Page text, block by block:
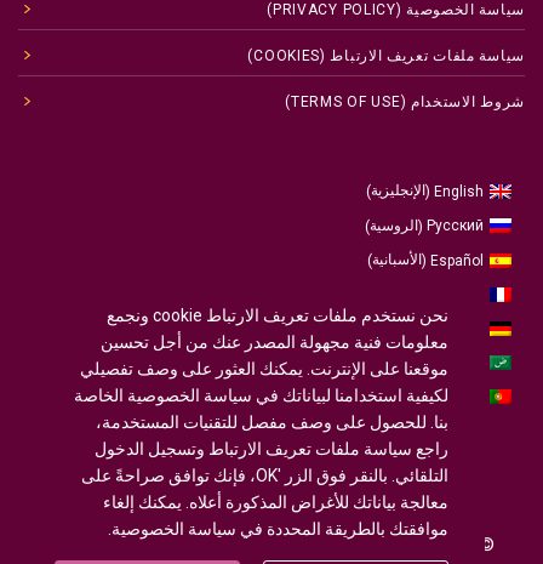
سياسة الخصوصية (PRIVACY POLICY)
سياسة ملفات تعريف الارتباط (COOKIES)
شروط الاستخدام (TERMS OF USE)
English
(الإنجليزية)
Русский
(الروسية)
Español
(الأسبانية)
Deutsch
( الألمانية
Português
( البرتغالية ، البرتغال)
© 2020-2025
U-INTOSAI
- جامعة لمجتمع تصميم ©
نحن نستخدم ملفات تعريف الارتباط cookie ونجمع
معلومات فنية مجهولة المصدر عنك من أجل تحسين
موقعنا على الإنترنت. يمكنك العثور على وصف تفصيلي
لكيفية استخدامنا لبياناتك في سياسة الخصوصية الخاصة
بنا. للحصول على وصف مفصل للتقنيات المستخدمة،
راجع سياسة ملفات تعريف الارتباط وتسجيل الدخول
التلقائي. بالنقر فوق الزر 'OK، فإنك توافق صراحةً على
معالجة بياناتك للأغراض المذكورة أعلاه. يمكنك إلغاء
موافقتك بالطريقة المحددة في سياسة الخصوصية.